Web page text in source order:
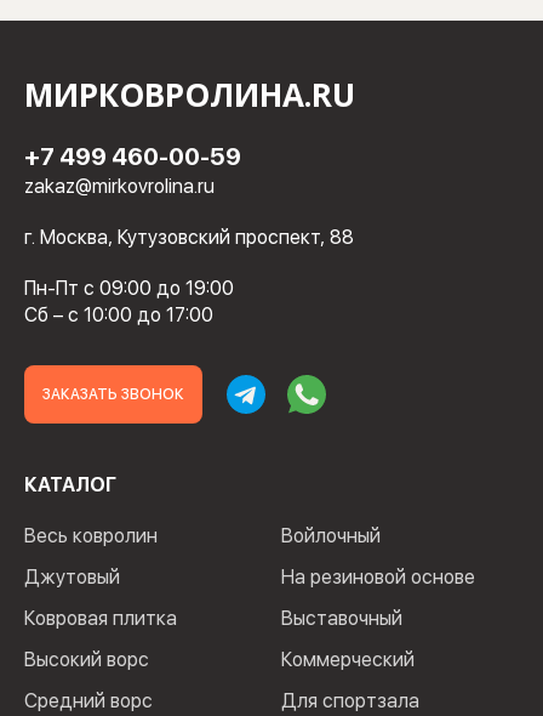
МИРКОВРОЛИНА.RU
+7 499 460-00-59
zakaz@mirkovrolina.ru
г. Москва, Кутузовский проспект, 88
Пн-Пт с 09:00 до 19:00
Сб – с 10:00 до 17:00
ЗАКАЗАТЬ ЗВОНОК
КАТАЛОГ
Весь ковролин
Джутовый
Ковровая плитка
Высокий ворс
Средний ворс
Войлочный
На резиновой основе
Выставочный
Коммерческий
Для спортзала